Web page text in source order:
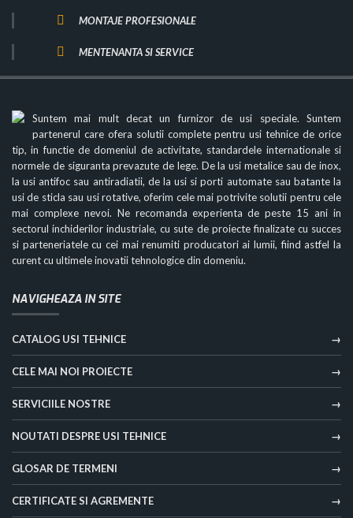
MONTAJE PROFESIONALE
MENTENANTA SI SERVICE
Suntem mai mult decat un furnizor de usi speciale. Suntem
partenerul care ofera solutii complete pentru usi tehnice de orice
tip, in functie de domeniul de activitate, standardele internationale si
normele de siguranta prevazute de lege. De la usi metalice sau de inox,
la usi antifoc sau antiradiatii, de la usi si porti automate sau batante la
usi de sticla sau usi rotative, oferim cele mai potrivite solutii pentru cele
mai complexe nevoi. Ne recomanda experienta de peste 15 ani in
sectorul inchiderilor industriale, cu sute de proiecte finalizate cu succes
si parteneriatele cu cei mai renumiti producatori ai lumii, fiind astfel la
curent cu ultimele inovatii tehnologice din domeniu.
NAVIGHEAZA IN SITE
CATALOG USI TEHNICE
CELE MAI NOI PROIECTE
SERVICIILE NOSTRE
NOUTATI DESPRE USI TEHNICE
GLOSAR DE TERMENI
CERTIFICATE SI AGREMENTE